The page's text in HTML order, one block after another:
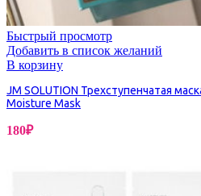
Быстрый просмотр
Добавить в список желаний
В корзину
JM SOLUTION Трехступенчатая
Moisture Mask
180₽